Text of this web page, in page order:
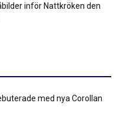
inför Nattkröken den
med nya Corollan